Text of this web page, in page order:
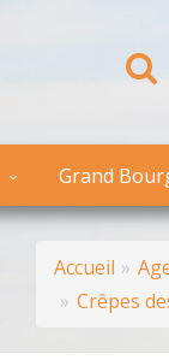
Accueil
Crêpes
Grand